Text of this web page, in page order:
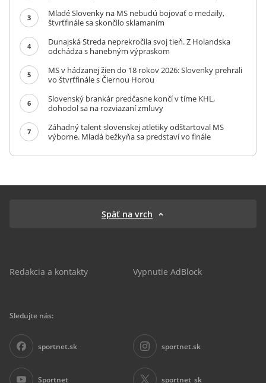
3
Mladé Slovenky na MS nebudú bojovať o medaily,
štvrťfinále sa skončilo sklamaním
4
Dunajská Streda neprekročila svoj tieň. Z Holandska
odchádza s hanebným výpraskom
5
MS v hádzanej žien do 18 rokov 2026: Slovenky prehrali
vo štvrťfinále s Čiernou Horou
6
Slovenský brankár predčasne končí v tíme KHL,
dohodol sa na rozviazaní zmluvy
7
Záhadný talent slovenskej atletiky odštartoval MS
výborne. Mladá bežkyňa sa predstaví vo finále
Späť na vrch
Redakcia a kontakty Vypnutie AdBlock
Sledujte nás:
sportnet.sk sportnet.sk
Sportnet sportnet_sk